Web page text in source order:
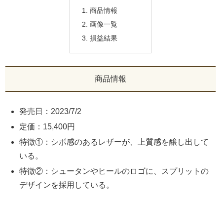
商品情報
画像一覧
損益結果
商品情報
発売日：2023/7/2
定価：15,400円
特徴①：シボ感のあるレザーが、上質感を醸し出して
いる。
特徴②：シュータンやヒールのロゴに、スプリットの
デザインを採用している。